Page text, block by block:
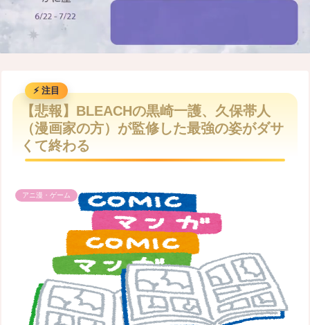
M
t
e
【悲報】BLEACHの黒崎一護、久保帯人
（漫画家の方）が監修した最強の姿がダサ
くて終わる
アニ漫・ゲーム